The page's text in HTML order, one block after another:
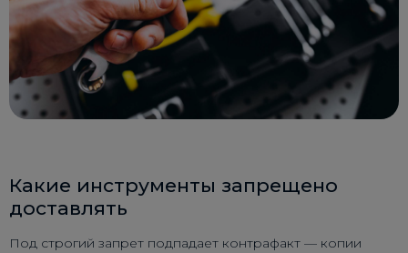
Какие инструменты запрещено
доставлять
Под строгий запрет подпадает контрафакт — копии